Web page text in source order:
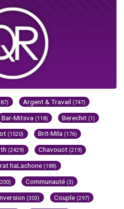
Argent & Travail (747)
Bar-Mitsva (118) Berechit (1)
(1520) Brit-Mila (176)
(2429) Chavouot (219)
haLachone (188)
Communauté (3)
(303) Couple (297)